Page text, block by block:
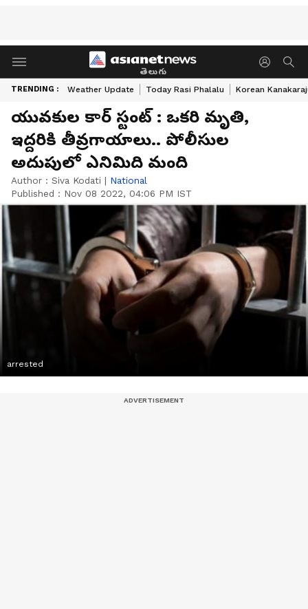
తెలుగు
TRENDING : Weather Update Today Rasi Phalalu Korean
యువకుల కార్ స్టంట్ : ఒకరి మృతి,
ఇద్దరికి తీవ్రగాయాలు.. పోలీసుల
అదుపులో ఎనిమిది మంది
Author : Siva Kodati | National
Published : Nov 08 2022, 04:06 PM IST
arrested